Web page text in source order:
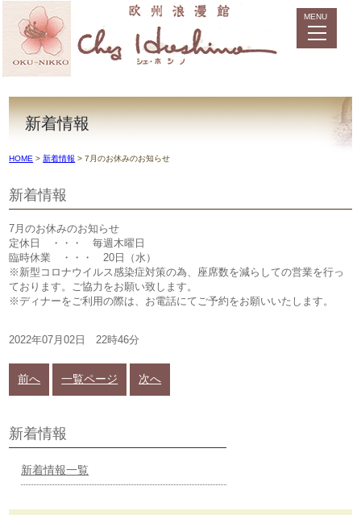
新着情報
HOME >新着情報 >7月のお休みのお知らせ
新着情報
7月のお休みのお知らせ
定休日 ・・・ 毎週木曜日
臨時休業 ・・・ 20日（水）
※新型コロナウイルス感染症対策の為、座席数を減らしての営業を行っ
ております。ご協力をお願い致します。
※ディナーをご利用の際は、お電話にてご予約をお願いいたします。
2022年07月02日 22時46分
前へ 一覧ページ 次へ
新着情報
新着情報一覧